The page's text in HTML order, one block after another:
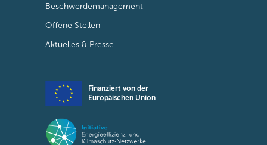
Beschwerdemanagement
Offene Stellen
Aktuelles & Presse
Finanziert von der
Europäischen Union